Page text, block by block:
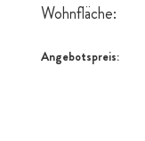
Wohnfläche:
Angebotspreis: